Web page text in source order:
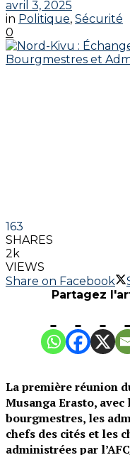
avril 3, 2025
in Politique, Sécurité
0
163
SHARES
2k
VIEWS
Share on Facebook
Partagez
La première réunion
Musanga Erasto,
bourgmestres, les
chefs des cités et les
administrées par